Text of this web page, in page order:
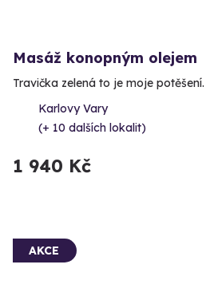
Masáž konopným olejem
Travička zelená to je moje potěšení.
Karlovy Vary
(+ 10 dalších lokalit)
1 940 Kč
AKCE